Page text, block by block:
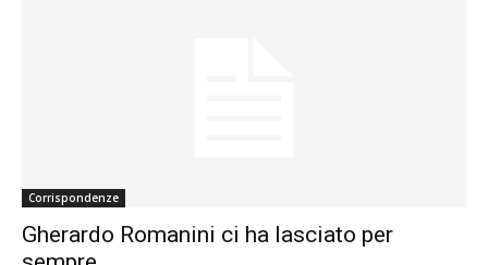
Corrispondenze
Gherardo Romanini ci ha lasciato per